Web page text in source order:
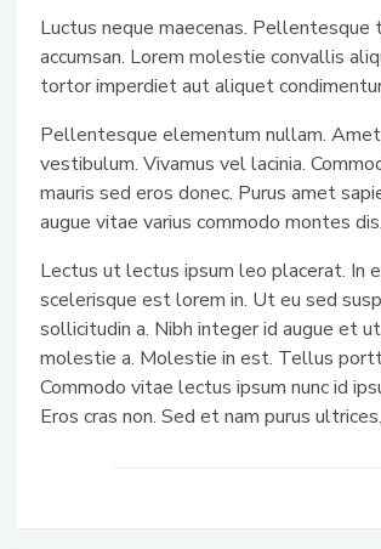
Luctus neque maecenas. Pellentesque
accumsan. Lorem molestie convallis
tortor imperdiet aut aliquet
Pellentesque elementum nullam.
vestibulum. Vivamus vel lacinia.
mauris sed eros donec. Purus amet
augue vitae varius commodo montes dis.
Lectus ut lectus ipsum leo placerat. In
scelerisque est lorem in. Ut eu sed
sollicitudin a. Nibh integer id augue et
molestie a. Molestie in est. Tellus
Commodo vitae lectus ipsum nunc id
Eros cras non. Sed et nam purus ultrices.